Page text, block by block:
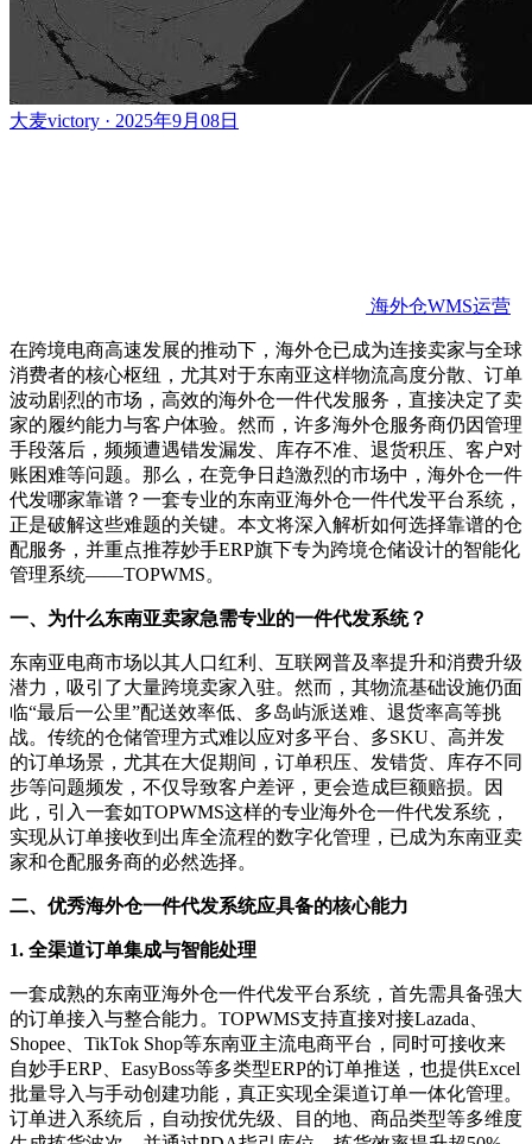
大麦victory · 2025年9月08日
海外仓WMS运营
在跨境电商高速发展的推动下，海外仓已成为连接卖家与全球
消费者的核心枢纽，尤其对于东南亚这样物流高度分散、订单
波动剧烈的市场，高效的海外仓一件代发服务，直接决定了卖
家的履约能力与客户体验。然而，许多海外仓服务商仍因管理
手段落后，频频遭遇错发漏发、库存不准、退货积压、客户对
账困难等问题。那么，在竞争日趋激烈的市场中，海外仓一件
代发哪家靠谱？一套专业的东南亚海外仓一件代发平台系统，
正是破解这些难题的关键。本文将深入解析如何选择靠谱的仓
配服务，并重点推荐妙手ERP旗下专为跨境仓储设计的智能化
管理系统——TOPWMS。
一、为什么东南亚卖家急需专业的一件代发系统？
东南亚电商市场以其人口红利、互联网普及率提升和消费升级
潜力，吸引了大量跨境卖家入驻。然而，其物流基础设施仍面
临“最后一公里”配送效率低、多岛屿派送难、退货率高等挑
战。传统的仓储管理方式难以应对多平台、多SKU、高并发
的订单场景，尤其在大促期间，订单积压、发错货、库存不同
步等问题频发，不仅导致客户差评，更会造成巨额赔损。因
此，引入一套如TOPWMS这样的专业海外仓一件代发系统，
实现从订单接收到出库全流程的数字化管理，已成为东南亚卖
家和仓配服务商的必然选择。
二、优秀海外仓一件代发系统应具备的核心能力
1. 全渠道订单集成与智能处理
一套成熟的东南亚海外仓一件代发平台系统，首先需具备强大
的订单接入与整合能力。 TOPWMS支持直接对接Lazada、
Shopee、TikTok Shop等东南亚主流电商平台，同时可接收来
自妙手ERP、EasyBoss等多类型ERP的订单推送，也提供Excel
批量导入与手动创建功能，真正实现全渠道订单一体化管理。
订单进入系统后，自动按优先级、目的地、商品类型等多维度